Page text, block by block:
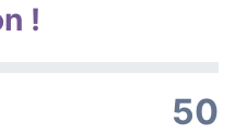
!
50